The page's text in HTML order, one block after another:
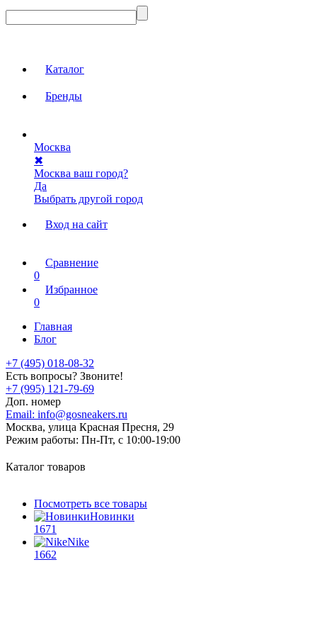
Каталог
Бренды
Москва
✖
Москва ваш город?
Да
Выбрать другой город
Вход на сайт
Сравнение
0
Избранное
0
Главная
Блог
+7 (495) 018-08-32
Есть вопросы? Звоните!
+7 (995) 121-79-69
Доп. номер
Email: info@gosneakers.ru
Москва, улица Красная Пресня, 29
Режим работы: Пн-Пт, с 10:00-19:00
Каталог товаров
Посмотреть все товары
Новинки
1671
Nike
1662